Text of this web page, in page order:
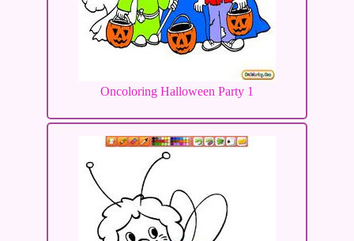
Oncoloring Halloween Party 1